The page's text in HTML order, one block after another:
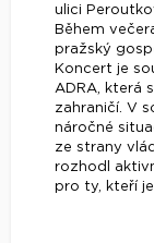
ulici
Během
pražský
Koncert je
ADRA, která
zahraničí. V
náročné
ze strany
rozhodl
pro ty, kteří